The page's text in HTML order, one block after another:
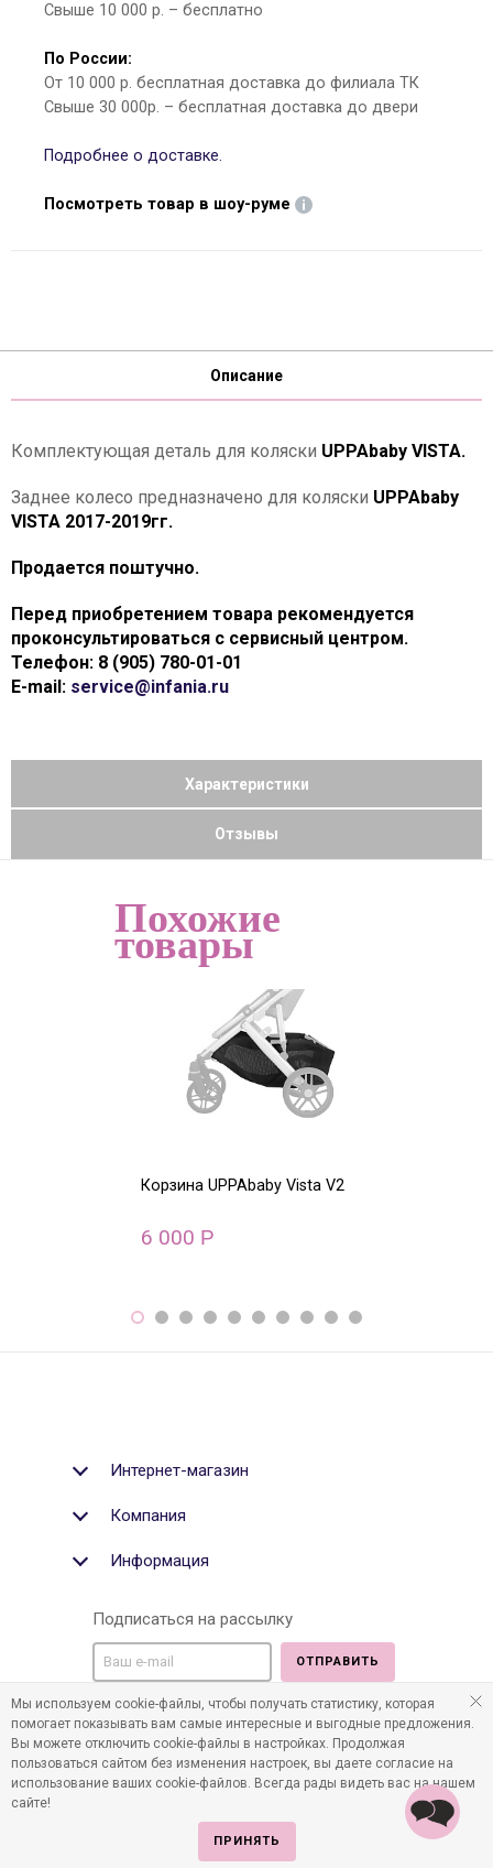
Свыше 10 000 р. – бесплатно
По России:
От 10 000 р. бесплатная доставка до филиала ТК
Свыше 30 000р. – бесплатная доставка до двери
Подробнее о доставке.
Посмотреть товар в шоу-руме
Описание
Комплектующая деталь для коляски UPPAbaby VISTA.
Заднее колесо предназначено для коляски UPPAbaby
VISTA 2017-2019гг.
Продается поштучно.
Перед приобретением товара рекомендуется
проконсультироваться с сервисный центром.
Телефон: 8 (905) 780-01-01
E-mail: service@infania.ru
Характеристики
Отзывы
Похожие
товары
Корзина UPPAbaby Vista V2
6 000 Р
Интернет-магазин
Компания
Информация
Подписаться на рассылку
ОТПРАВИТЬ
Мы в социальных медиа:
©2011-2026 Все права защищены. Интернет-магазин
детских товаров www.infania.ru.
Мы используем cookie-файлы, чтобы получать статистику, которая
помогает показывать вам самые интересные и выгодные предложения.
Вы можете отключить cookie-файлы в настройках. Продолжая
пользоваться сайтом без изменения настроек, вы даете согласие на
использование ваших cookie-файлов. Всегда рады видеть вас на нашем
сайте!
ПРИНЯТЬ